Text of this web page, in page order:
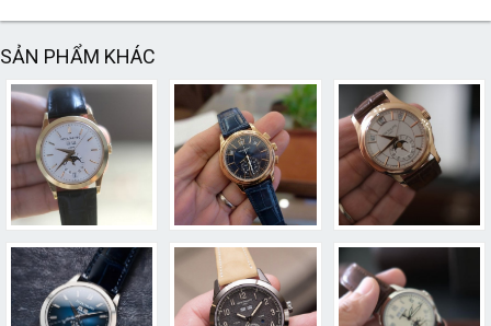
SẢN PHẨM KHÁC